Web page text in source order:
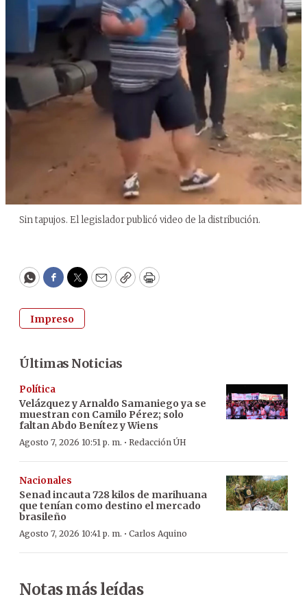
Sin tapujos. El legislador publicó video de la distribución.
WhatsApp
Facebook
Twitter
EmailCopyPrint
Impreso
Últimas Noticias
Política
Velázquez y Arnaldo Samaniego ya se
muestran con Camilo Pérez; solo
faltan Abdo Benítez y Wiens
Agosto 7, 2026 10:51 p. m. · Redacción ÚH
Nacionales
Senad incauta 728 kilos de marihuana
que tenían como destino el mercado
brasileño
Agosto 7, 2026 10:41 p. m. · Carlos Aquino
Notas más leídas